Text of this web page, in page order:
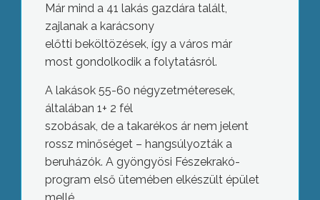
Már mind a 41 lakás gazdára talált,
zajlanak a karácsony
előtti beköltözések, így a város már
most gondolkodik a folytatásról.
A lakások 55-60 négyzetméteresek,
általában 1+ 2 fél
szobásak, de a takarékos ár nem jelent
rossz minőséget – hangsúlyozták a
beruházók. A gyöngyösi Fészekrakó-
program első ütemében elkészült épület